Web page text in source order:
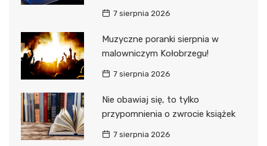
7 sierpnia 2026
Muzyczne poranki sierpnia w
malowniczym Kołobrzegu!
7 sierpnia 2026
Nie obawiaj się, to tylko
przypomnienia o zwrocie książek
7 sierpnia 2026